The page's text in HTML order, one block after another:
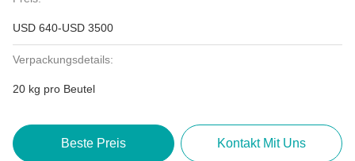
USD 640-USD 3500
Verpackungsdetails:
20 kg pro Beutel
Beste Preis Kontakt Mit Uns